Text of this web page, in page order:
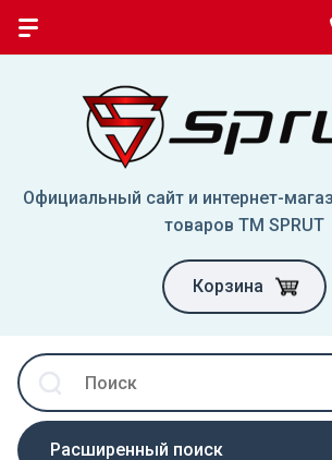
Официальный сайт и интернет-
товаров TM SPRUT
Корзина
Расширенный поиск